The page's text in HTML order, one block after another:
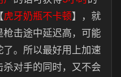
虎牙奶瓶不卡顿】，就
枪击途中延迟高，可能
。所以最好用上加速
对手的同时，又不会